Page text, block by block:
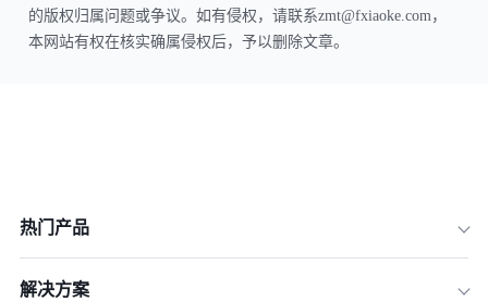
的版权归属问题或争议。如有侵权，请联系zmt@fxiaoke.com，
本网站有权在核实确属侵权后，予以删除文章。
热门产品
解决方案